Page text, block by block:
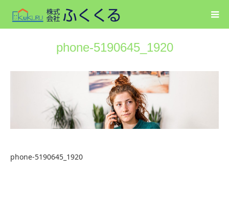
phone-5190645_1920
phone-5190645_1920